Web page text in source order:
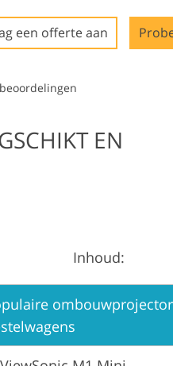
een offerte aan
EN
Inhoud: